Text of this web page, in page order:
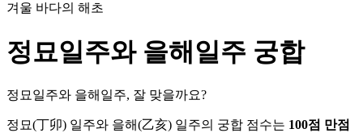
겨울 바다의 해초
정묘일주와 을해일주 궁합
정묘일주와 을해일주, 잘 맞을까요?
정묘(丁卯) 일주와 을해(乙亥) 일주의 궁합 점수는 100점 만점